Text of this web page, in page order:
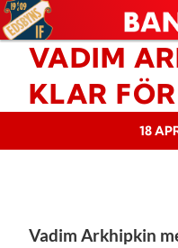
VADIM
KLAR
18
Vadim Arkhipkin